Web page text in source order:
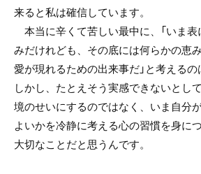
来ると私は確信しています。
本当に辛くて苦しい最中に、「いま
みだけれども、その底には何らかの恵
愛が現れるための出来事だ」と考えるの
しかし、たとえそう実感できないとし
境のせいにするのではなく、いま自分
よいかを冷静に考える心の習慣を身に
大切なことだと思うんです。